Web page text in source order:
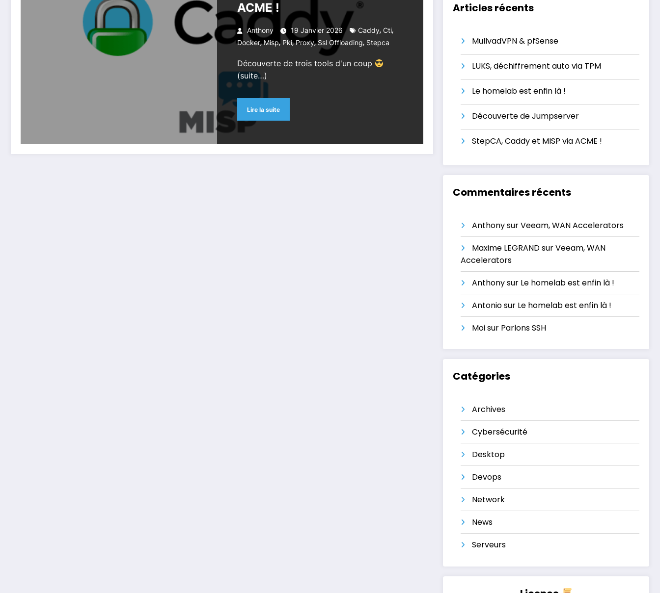
ACME !
Anthony 19 Janvier 2026 Caddy, Cti,
Docker,Misp, Pki,Proxy,Ssl Offloading, Stepca
Découverte de trois tools d'un coup
(suite…)
Lire la suite
Articles récents
MullvadVPN & pfSense
LUKS, déchiffrement auto via TPM
Le homelab est enfin là !
Découverte de Jumpserver
StepCA, Caddy et MISP via ACME !
Commentaires récents
AnthonysurVeeam, WAN Accelerators
Maxime LEGRANDsurVeeam, WAN
Accelerators
Anthonysur Le homelab est enfin là !
Antoniosur Le homelab est enfin là !
Moisur Parlons SSH
Catégories
Archives
Cybersécurité
Desktop
Devops
Network
News
Serveurs